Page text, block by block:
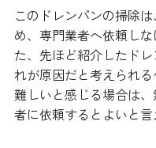
このドレンパンの掃除
め、専門業者へ依頼し
た、先ほど紹介したド
れが原因だと考えられ
難しいと感じる場合は
者に依頼するとよいと言